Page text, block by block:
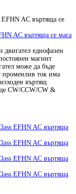
AC въртяща се маса
еднофазен
магнит
може да бъде
променлив ток има
въртящ
CW/CCW/CW &
EFHN AC въртяща
EFHN AC въртяща
EFHN AC въртяща
EFHN AC въртяща